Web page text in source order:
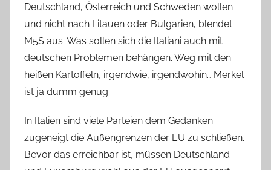
Deutschland, Österreich und Schweden wollen
und nicht nach Litauen oder Bulgarien, blendet
M5S aus. Was sollen sich die Italiani auch mit
deutschen Problemen behängen. Weg mit den
heißen Kartoffeln, irgendwie, irgendwohin… Merkel
ist ja dumm genug.
In Italien sind viele Parteien dem Gedanken
zugeneigt die Außengrenzen der EU zu schließen.
Bevor das erreichbar ist, müssen Deutschland